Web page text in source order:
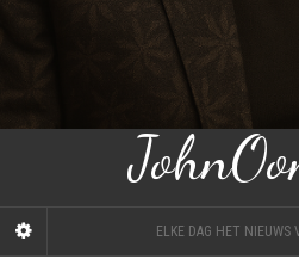
ELKE DAG HET NIEUWS